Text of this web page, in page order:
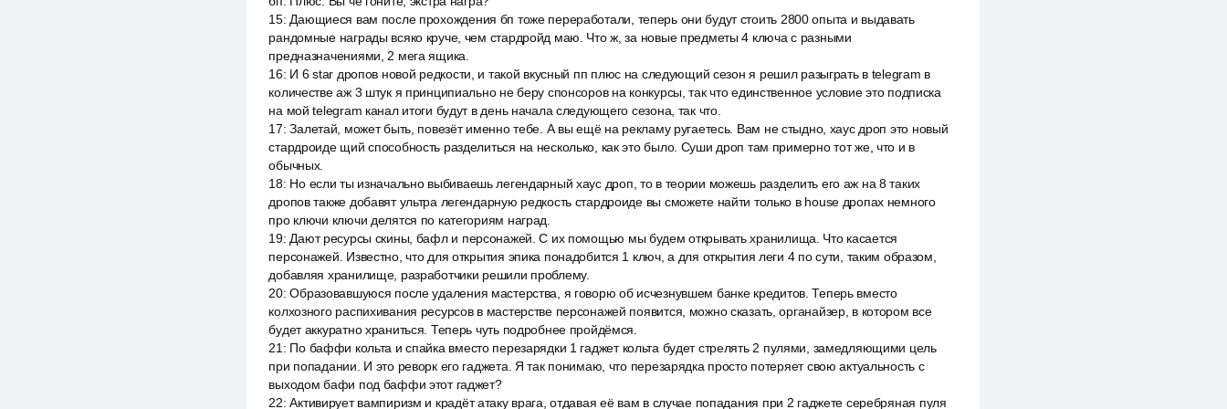
15: Дающиеся вам после прохождения бп тоже переработали, теперь они будут стоить 2800 опыта и выдавать
рандомные награды всяко круче, чем стардройд маю. Что ж, за новые предметы 4 ключа с разными
предназначениями, 2 мега ящика.
16: И 6 star дропов новой редкости, и такой вкусный пп плюс на следующий сезон я решил разыграть в telegram в
количестве аж 3 штук я принципиально не беру спонсоров на конкурсы, так что единственное условие это подписка
на мой telegram канал итоги будут в день начала следующего сезона, так что.
17:Залетай, может быть, повезёт именно тебе. А вы ещё на рекламу ругаетесь. Вам не стыдно, хаус дроп это новый
стардроиде щий способность разделиться на несколько, как это было. Суши дроп там примерно тот же, что и в
обычных.
18: Но если ты изначально выбиваешь легендарный хаус дроп, то в теории можешь разделить его аж на 8 таких
дропов также добавят ультра легендарную редкость стардроиде вы сможете найти только в house дропах немного
про ключи ключи делятся по категориям наград.
19: Дают ресурсы скины, бафл и персонажей. С их помощью мы будем открывать хранилища. Что касается
персонажей. Известно, что для открытия эпика понадобится 1 ключ, а для открытия леги 4 по сути, таким образом,
добавляя хранилище, разработчики решили проблему.
20:Образовавшуюся после удаления мастерства, я говорю об исчезнувшем банке кредитов. Теперь вместо
колхозного распихивания ресурсов в мастерстве персонажей появится, можно сказать, органайзер, в котором все
будет аккуратно храниться. Теперь чуть подробнее пройдёмся.
21 : По баффи кольта и спайка вместо перезарядки 1 гаджет кольта будет стрелять 2 пулями, замедляющими цель
при попадании. И это реворк его гаджета. Я так понимаю, что перезарядка просто потеряет свою актуальность с
выходом бафи под баффи этот гаджет?
22:Активирует вампиризм и крадёт атаку врага, отдавая её вам в случае попадания при 2 гаджете серебряная пуля